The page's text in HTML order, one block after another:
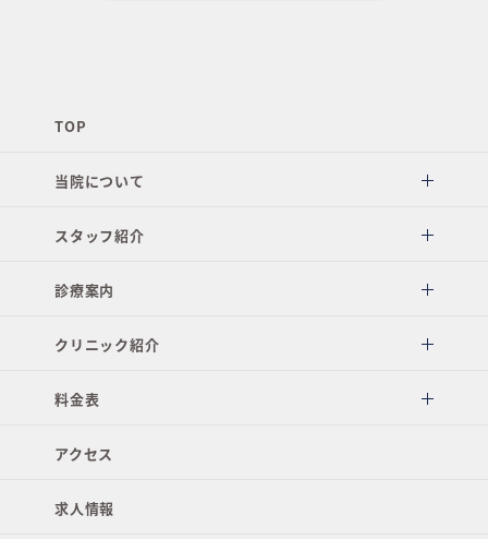
TOP
当院について
スタッフ紹介
診療案内
クリニック紹介
料金表
アクセス
求人情報